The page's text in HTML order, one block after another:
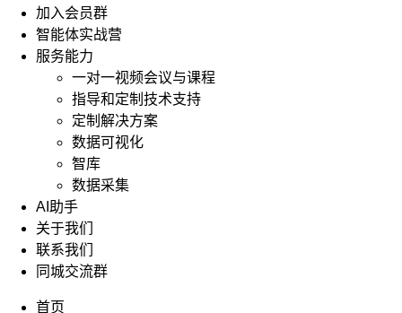
加入会员群
智能体实战营
服务能力
一对一视频会议与课程
指导和定制技术支持
定制解决方案
数据可视化
智库
数据采集
AI助手
关于我们
联系我们
同城交流群
首页